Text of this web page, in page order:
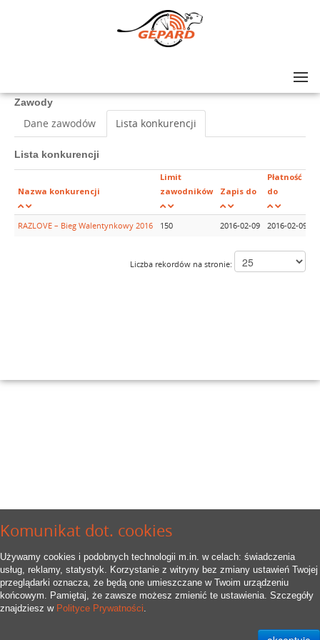
Komunikat dot. cookies
Używamy cookies i podobnych technologii m.in. w celach: świadczenia
usług, reklamy, statystyk. Korzystanie z witryny bez zmiany ustawień Twojej
przeglądarki oznacza, że będą one umieszczane w Twoim urządzeniu
końcowym. Pamiętaj, że zawsze możesz zmienić te ustawienia. Szczegóły
znajdziesz w Polityce Prywatności.
Zawody
Dane zawodów Lista konkurencji
Lista konkurencji
Nazwa konkurencji
Limit
zawodników
Zapis do
Płatność
do
RAZLOVE – Bieg Walentynkowy 2016 150 2016-02-09 2016-02-09
Liczba rekordów na stronie: